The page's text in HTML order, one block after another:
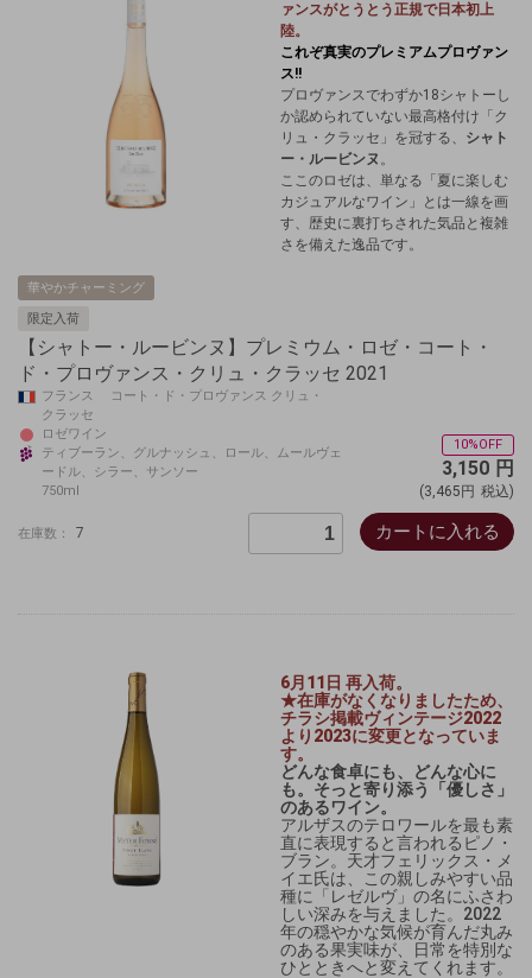
ァンスがとうとう正規で日本初上
陸。
これぞ真実のプレミアムプロヴァン
ス!!
プロヴァンスでわずか18シャトーし
か認められていない最高格付け「ク
リュ・クラッセ」を冠する、
シャト
ー・ルービンヌ 。
ここのロゼは、単なる「夏に楽しむ
カジュアルなワイン」とは一線を画
す、歴史に裏打ちされた気品と複雑
さを備えた逸品です。
華やかチャーミング
限定入荷
【シャトー・ルービンヌ】プレミウム・ロゼ・コート・
ド・プロヴァンス・クリュ・クラッセ 2021
フランス コート・ド・プロヴァンス クリュ・
クラッセ
ロゼワイン
ティブーラン、グルナッシュ、ロール、ムールヴェ
ードル、シラー、サンソー
750ml
10%OFF
3,150 円
(3,465円 税込)
在庫数： 7 カートに入れる
6月11日 再入荷。
★在庫がなくなりましたため、
チラシ掲載ヴィンテージ2022
より2023に変更となっていま
す。
どんな食卓にも、どんな心に
も。そっと寄り添う「優しさ」
のあるワイン。
アルザスのテロワールを最も素
直に表現すると言われるピノ・
ブラン。天才フェリックス・メ
イエ氏は、この親しみやすい品
種に「レゼルヴ」の名にふさわ
しい深みを与えました。2022
年の穏やかな気候が育んだ丸み
のある果実味が、日常を特別な
ひとときへと変えてくれます。